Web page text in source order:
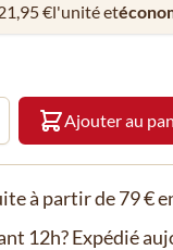
€l'unité et
Ajouter au
à partir de 79 €
12h? Expédié